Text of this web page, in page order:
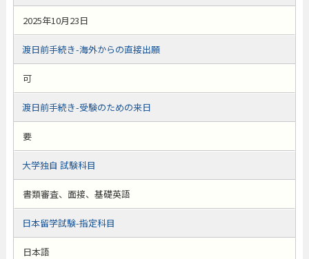
2025年10月23日
渡日前手続き-海外からの直接出願
可
渡日前手続き-受験のための来日
要
大学独自 試験科目
書類審査、面接、基礎英語
日本留学試験-指定科目
日本語